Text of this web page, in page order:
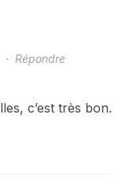
· Répondre
c’est très bon.